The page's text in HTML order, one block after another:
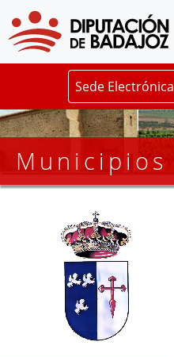
Sede Electrónica
Municipios